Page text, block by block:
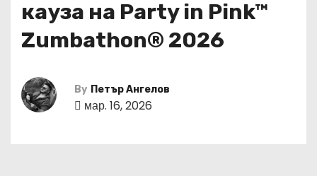
кауза на Party in Pink™
Zumbathon® 2026
By Петър Ангелов
мар. 16, 2026